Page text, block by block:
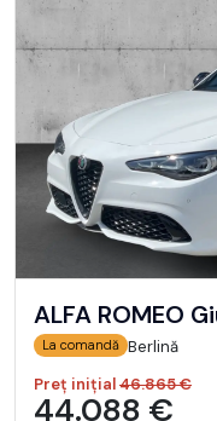
ALFA ROMEO
La comandă Berlină
Preț inițial46.865 €
44.088 €